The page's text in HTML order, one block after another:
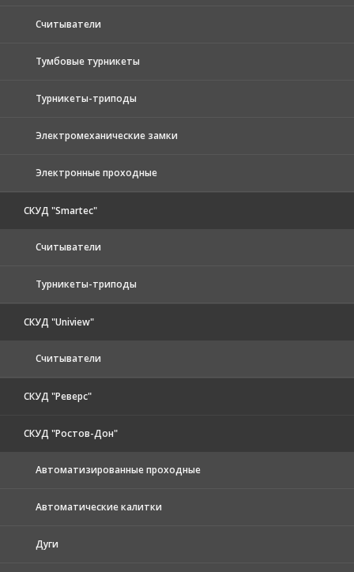
Считыватели
Тумбовые турникеты
Турникеты-триподы
Электромеханические замки
Электронные проходные
СКУД "Smartec"
Считыватели
Турникеты-триподы
СКУД "Uniview"
Считыватели
СКУД "Реверс"
СКУД "Ростов-Дон"
Автоматизированные проходные
Автоматические калитки
Дуги